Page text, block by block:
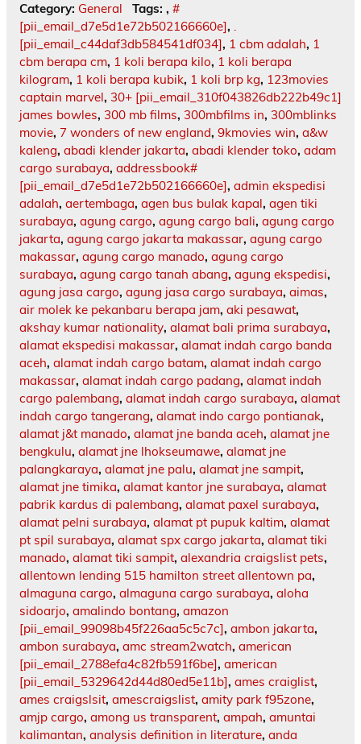
Category: General Tags: , #
[pii_email_d7e5d1e72b502166660e], .
[pii_email_c44daf3db584541df034], 1 cbm adalah, 1
cbm berapa cm, 1 koli berapa kilo, 1 koli berapa
kilogram, 1 koli berapa kubik, 1 koli brp kg, 123movies
captain marvel, 30+ [pii_email_310f043826db222b49c1]
james bowles, 300 mb films, 300mbfilms in, 300mblinks
movie, 7 wonders of new england, 9kmovies win, a&w
kaleng, abadi klender jakarta, abadi klender toko, adam
cargo surabaya, addressbook#
[pii_email_d7e5d1e72b502166660e], admin ekspedisi
adalah, aertembaga, agen bus bulak kapal, agen tiki
surabaya, agung cargo, agung cargo bali, agung cargo
jakarta, agung cargo jakarta makassar, agung cargo
makassar, agung cargo manado, agung cargo
surabaya, agung cargo tanah abang, agung ekspedisi,
agung jasa cargo, agung jasa cargo surabaya, aimas,
air molek ke pekanbaru berapa jam, aki pesawat,
akshay kumar nationality, alamat bali prima surabaya,
alamat ekspedisi makassar, alamat indah cargo banda
aceh, alamat indah cargo batam, alamat indah cargo
makassar, alamat indah cargo padang, alamat indah
cargo palembang, alamat indah cargo surabaya, alamat
indah cargo tangerang, alamat indo cargo pontianak,
alamat j&t manado, alamat jne banda aceh, alamat jne
bengkulu, alamat jne lhokseumawe, alamat jne
palangkaraya, alamat jne palu, alamat jne sampit,
alamat jne timika, alamat kantor jne surabaya, alamat
pabrik kardus di palembang, alamat paxel surabaya,
alamat pelni surabaya, alamat pt pupuk kaltim, alamat
pt spil surabaya, alamat spx cargo jakarta, alamat tiki
manado, alamat tiki sampit, alexandria craigslist pets,
allentown lending 515 hamilton street allentown pa,
almaguna cargo, almaguna cargo surabaya, aloha
sidoarjo, amalindo bontang, amazon
[pii_email_99098b45f226aa5c5c7c], ambon jakarta,
ambon surabaya, amc stream2watch, american
[pii_email_2788efa4c82fb591f6be], american
[pii_email_5329642d44d80ed5e11b], ames craiglist,
ames craigslsit, amescraigslist, amity park f95zone,
amjp cargo, among us transparent, ampah, amuntai
kalimantan, analysis definition in literature, anda